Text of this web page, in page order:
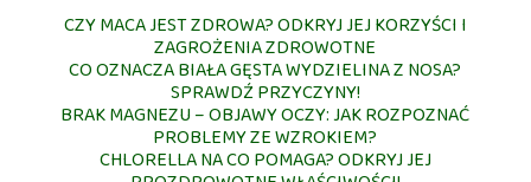
CZY MACA JEST ZDROWA? ODKRYJ JEJ KORZYŚCI I
ZAGROŻENIA ZDROWOTNE
CO OZNACZA BIAŁA GĘSTA WYDZIELINA Z NOSA?
SPRAWDŹ PRZYCZYNY!
BRAK MAGNEZU – OBJAWY OCZY: JAK ROZPOZNAĆ
PROBLEMY ZE WZROKIEM?
CHLORELLA NA CO POMAGA? ODKRYJ JEJ